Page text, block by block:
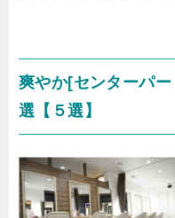
爽やか[センターパ
選【５選】